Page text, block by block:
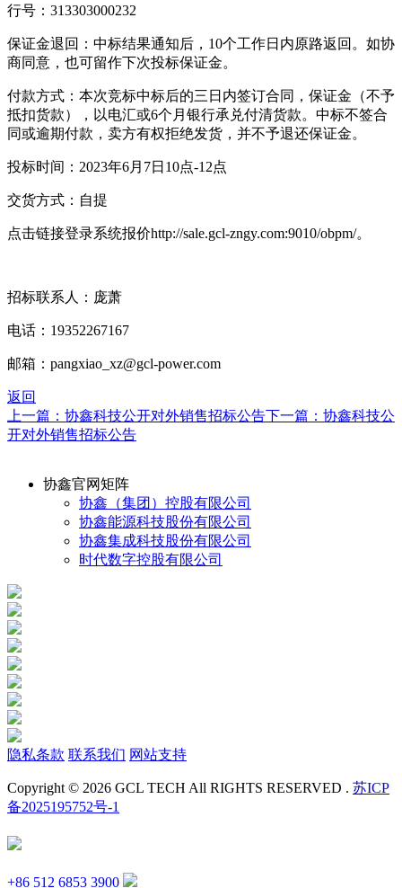
行号：313303000232
保证金退回：中标结果通知后，10个工作日内原路返回。如协
商同意，也可留作下次投标保证金。
付款方式：本次竞标中标后的三日内签订合同，保证金（不予
抵扣货款），以电汇或6个月银行承兑付清货款。中标不签合
同或逾期付款，卖方有权拒绝发货，并不予退还保证金。
投标时间：2023年6月7日10点-12点
交货方式：自提
点击链接登录系统报价http://sale.gcl-zngy.com:9010/obpm/。
招标联系人：庞萧
电话：19352267167
邮箱：pangxiao_xz@gcl-power.com
返回
上一篇：协鑫科技公开对外销售招标公告下一篇：协鑫科技公
开对外销售招标公告
协鑫官网矩阵
协鑫（集团）控股有限公司
协鑫能源科技股份有限公司
协鑫集成科技股份有限公司
时代数字控股有限公司
隐私条款 联系我们 网站支持
Copyright © 2026 GCL TECH All RIGHTS RESERVED . 苏ICP
备2025195752号-1
+86 512 6853 3900